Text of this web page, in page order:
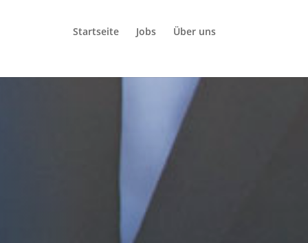
Startseite Jobs Über uns